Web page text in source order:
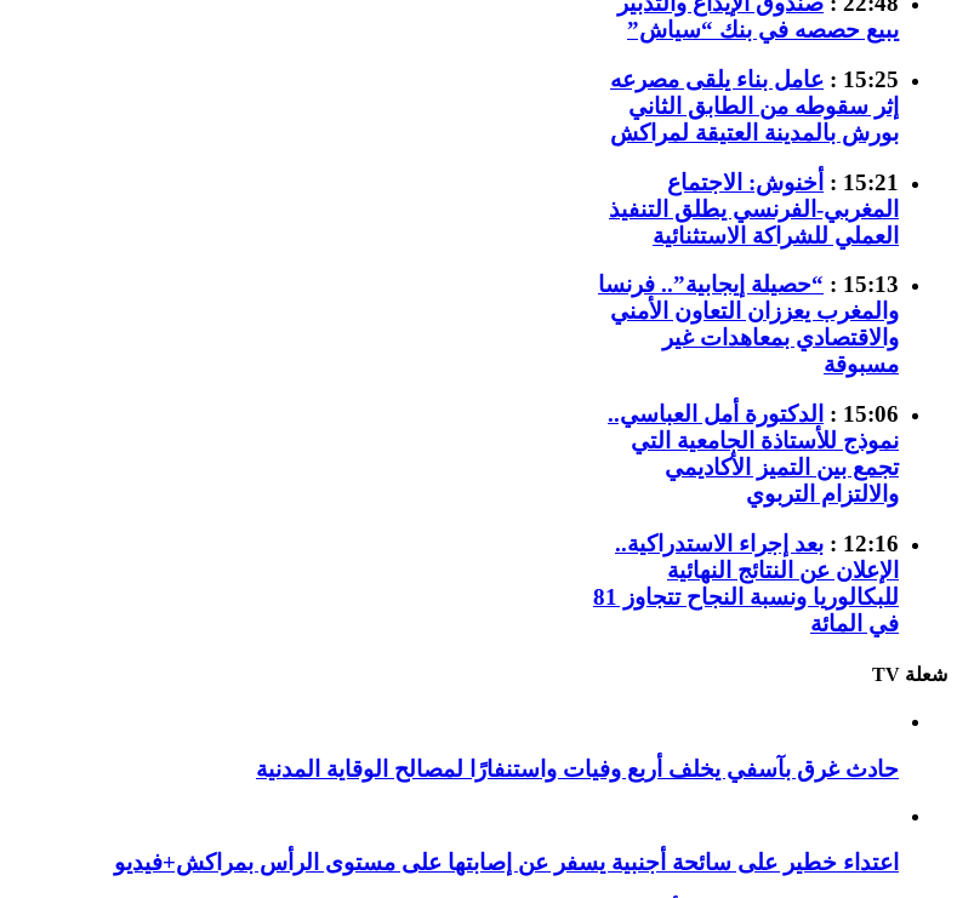
يبيع حصصه في بنك “سياش”
15:25 :
عامل بناء يلقى مصرعه
إثر سقوطه من الطابق الثاني
بورش بالمدينة العتيقة لمراكش
15:21 :
أخنوش: الاجتماع
المغربي-الفرنسي يطلق التنفيذ
العملي للشراكة الاستثنائية
15:13 :
“حصيلة إيجابية”.. فرنسا
والمغرب يعززان التعاون الأمني
والاقتصادي بمعاهدات غير
مسبوقة
15:06 :
الدكتورة أمل العباسي..
نموذج للأستاذة الجامعية التي
تجمع بين التميز الأكاديمي
والالتزام التربوي
12:16 :
بعد إجراء الاستدراكية..
الإعلان عن النتائج النهائية
للبكالوريا ونسبة النجاح تتجاوز 81
في المائة
شعلة TV
حادث غرق بآسفي يخلف أربع وفيات واستنفارًا لمصالح الوقاية المدنية
اعتداء خطير على سائحة أجنبية يسفر عن إصابتها على مستوى الرأس بمراكش+فيديو